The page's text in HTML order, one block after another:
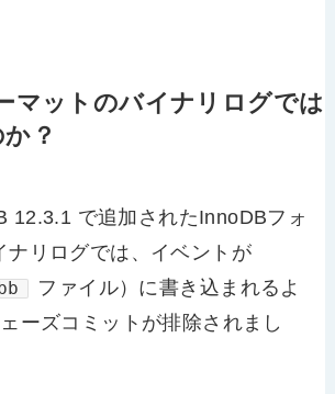
マットのバイナリログでは
？
12.3.1 で追加されたInnoDBフォ
ナリログでは、イベントが
ファイル）に書き込まれるよ
ーズコミットが排除されまし